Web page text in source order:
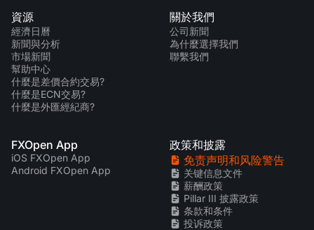
資源
經濟日曆
新聞與分析
市場新聞
幫助中心
什麼是差價合約交易?
什麼是ECN交易?
什麼是外匯經紀商?
關於我們
公司新聞
為什麼選擇我們
聯繫我們
FXOpen App
iOS FXOpen App
Android FXOpen App
政策和披露
免责声明和风险警告
关键信息文件
薪酬政策
Pillar III 披露政策
条款和条件
投诉政策